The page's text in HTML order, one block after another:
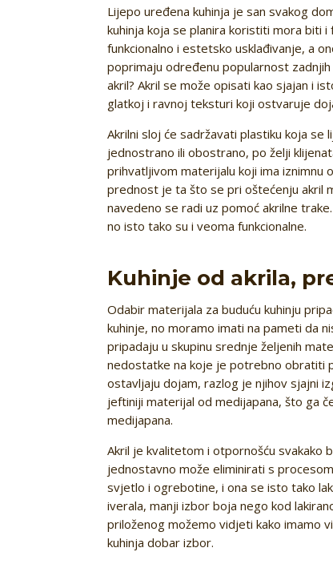
Lijepo uređena kuhinja je san svakog
kuhinja koja se planira koristiti mora biti i
funkcionalno i estetsko usklađivanje, a
poprimaju određenu popularnost
akril? Akril se može opisati kao sjajan i
glatkoj i ravnoj teksturi koji ostvaruje
Akrilni sloj će sadržavati plastiku koja se
jednostrano ili obostrano, po želji
prihvatljivom materijalu koji ima iznimnu
prednost je ta što se pri oštećenju akril
navedeno se radi uz pomoć akrilne
no isto tako su i veoma funkcionalne.
Kuhinje od akrila,
Odabir materijala za buduću kuhinju
kuhinje, no moramo imati na pameti da
pripadaju u skupinu srednje željenih
nedostatke na koje je potrebno obratiti
ostavljaju dojam, razlog je njihov sjajni
jeftiniji materijal od medijapana, što ga
medijapana.
Akril je kvalitetom i otpornošću svakako
jednostavno može eliminirati s
svjetlo i ogrebotine, i ona se isto tako
iverala, manji izbor boja nego kod
priloženog možemo vidjeti kako imamo
kuhinja dobar izbor.